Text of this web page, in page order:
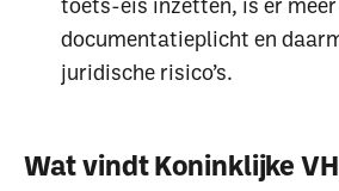
documentatieplicht en
juridische risico’s.
Wat vindt Koninklijke